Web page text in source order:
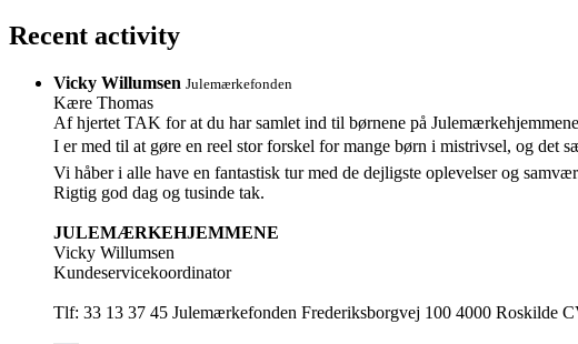
Recent activity
Vicky Willumsen Julemærkefonden
Kære Thomas
Af hjertet TAK for at du har samlet ind til børnene på
I er med til at gøre en reel stor forskel for mange børn i mistrivsel, og det
Vi håber i alle have en fantastisk tur med de dejligste oplevelser og
Rigtig god dag og tusinde tak.
JULEMÆRKEHJEMMENE
Vicky Willumsen
Kundeservicekoordinator
Tlf: 33 13 37 45 Julemærkefonden Frederiksborgvej 100 4000 Roskilde